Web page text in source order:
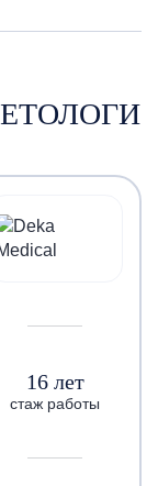
16 лет
стаж работы